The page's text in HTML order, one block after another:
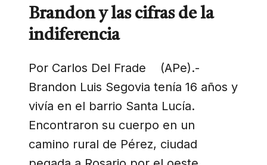
Brandon y las cifras de la
indiferencia
Por Carlos Del Frade (APe).-
Brandon Luis Segovia tenía 16 años y
vivía en el barrio Santa Lucía.
Encontraron su cuerpo en un
camino rural de Pérez, ciudad